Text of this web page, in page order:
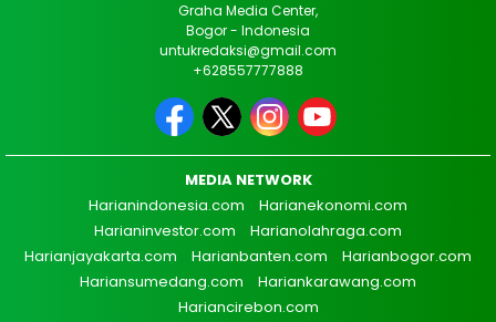
Graha Media Center,
Bogor - Indonesia
untukredaksi@gmail.com
+628557777888
MEDIA NETWORK
Harianindonesia.com
Harianekonomi.com
Harianinvestor.com
Harianolahraga.com
Harianjayakarta.com
Harianbanten.com
Harianbogor.com
Hariansumedang.com
Hariankarawang.com
Hariancirebon.com